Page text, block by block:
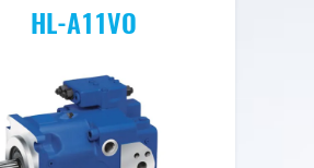
HL-A11VO